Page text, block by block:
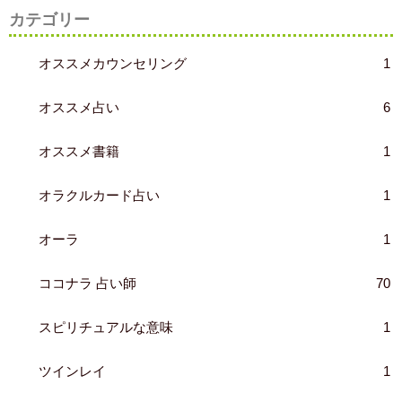
カテゴリー
オススメカウンセリング 1
オススメ占い 6
オススメ書籍 1
オラクルカード占い 1
オーラ 1
ココナラ 占い師 70
スピリチュアルな意味 1
ツインレイ 1